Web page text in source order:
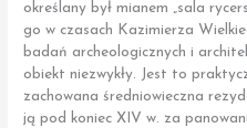
określany był mianem „sala
go w czasach Kazimierza
badań archeologicznych i
obiekt niezwykły. Jest to
zachowana średniowieczna
ją pod koniec XIV w. za